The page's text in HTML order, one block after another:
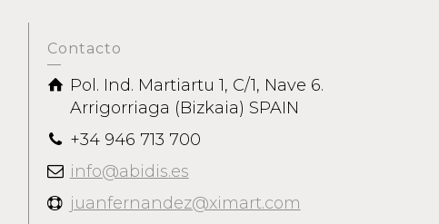
Contacto
Pol. Ind. Martiartu 1, C/1, Nave 6.
Arrigorriaga (Bizkaia) SPAIN
+34 946 713 700
info@abidis.es
juanfernandez@ximart.com